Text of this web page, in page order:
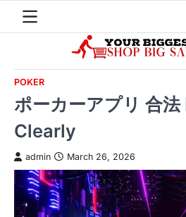
POKER
ポーカーアプリ 合
Clearly
admin March 26, 2026